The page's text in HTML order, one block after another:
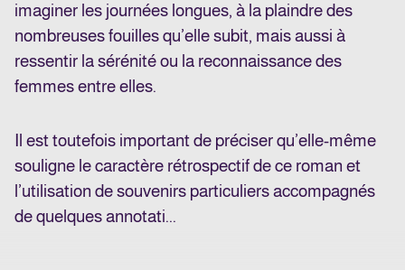
imaginer les journées longues, à la plaindre des
nombreuses fouilles qu’elle subit, mais aussi à
ressentir la sérénité ou la reconnaissance des
femmes entre elles.
Il est toutefois important de préciser qu’elle-même
souligne le caractère rétrospectif de ce roman et
l’utilisation de souvenirs particuliers accompagnés
de quelques annotati...